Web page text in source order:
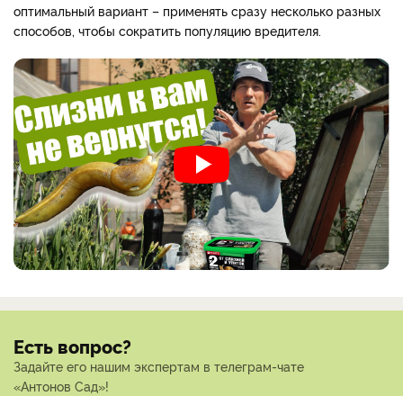
оптимальный вариант – применять сразу несколько разных
способов, чтобы сократить популяцию вредителя.
Есть вопрос?
Задайте его нашим экспертам в телеграм-чате
«Антонов Сад»!